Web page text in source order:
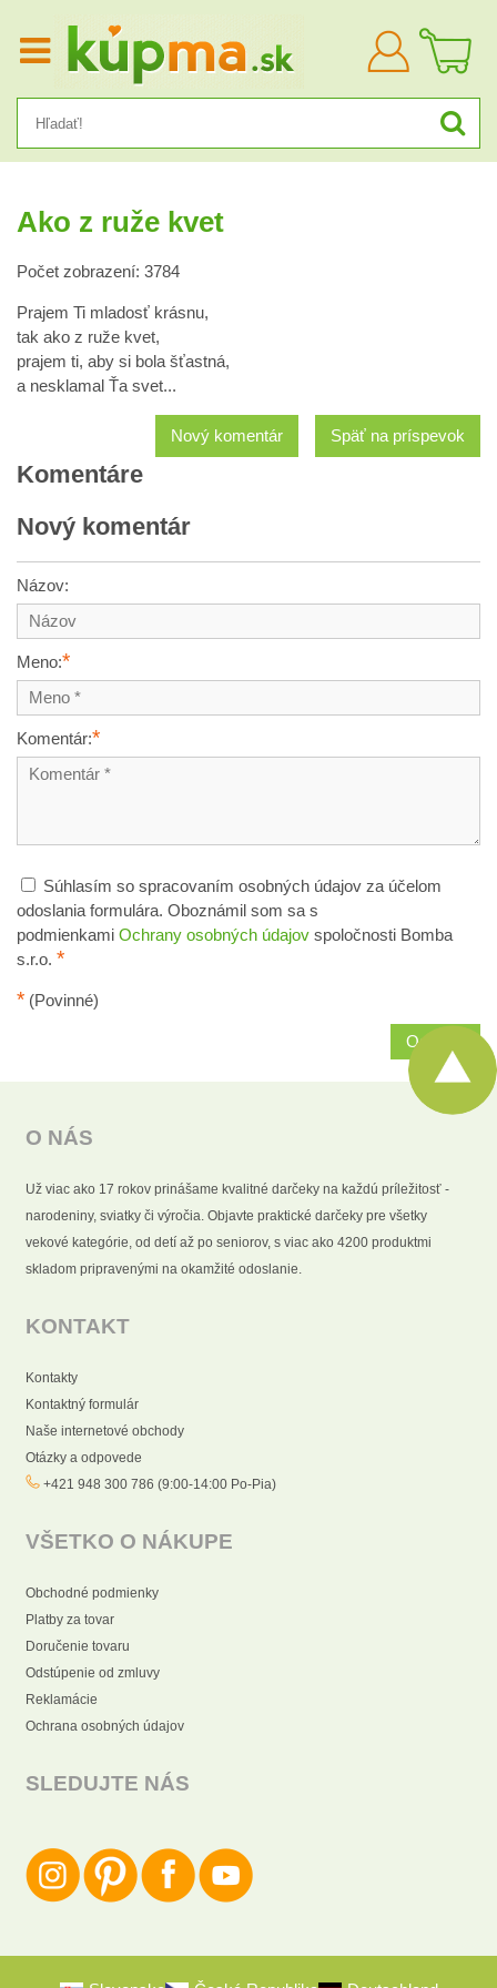
Prihlásiť
sa
Ako z ruže kvet
Počet zobrazení: 3784
Prajem Ti mladosť krásnu,
tak ako z ruže kvet,
prajem ti, aby si bola šťastná,
a nesklamal Ťa svet...
Späť na príspevok
Nový komentár
Komentáre
Nový komentár
Názov:
Meno:*
Komentár:*
Súhlasím so spracovaním osobných údajov za účelom
odoslania formulára. Oboznámil som sa s
podmienkami Ochrany osobných údajov spoločnosti Bomba
s.r.o. *
* (Povinné)
Odoslať
O NÁS
Už viac ako 17 rokov prinášame kvalitné darčeky na každú príležitosť -
narodeniny, sviatky či výročia. Objavte praktické darčeky pre všetky
vekové kategórie, od detí až po seniorov, s viac ako 4200 produktmi
skladom pripravenými na okamžité odoslanie.
KONTAKT
Kontakty
Kontaktný formulár
Naše internetové obchody
Otázky a odpovede
+421 948 300 786 (9:00-14:00 Po-Pia)
VŠETKO O NÁKUPE
Obchodné podmienky
Platby za tovar
Doručenie tovaru
Odstúpenie od zmluvy
Reklamácie
Ochrana osobných údajov
SLEDUJTE NÁS